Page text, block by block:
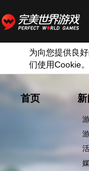
为向您提供良
们使用Cookie
首页